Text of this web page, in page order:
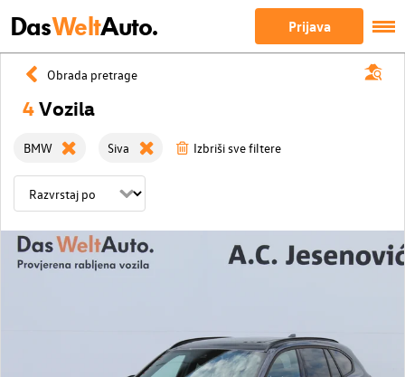
DasWeltAuto. Prijava
Obrada pretrage
4Vozila
BMW Siva Izbriši sve filtere